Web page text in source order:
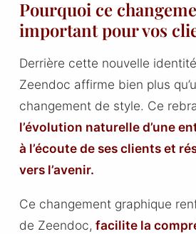
Pourquoi ce
important pour vos
Derrière cette nouvelle
Zeendoc affirme bien plus
changement de style. Ce
l’évolution naturelle d’une
à l’écoute de ses clients et
vers l’avenir.
Ce changement graphique
de Zeendoc, facilite la